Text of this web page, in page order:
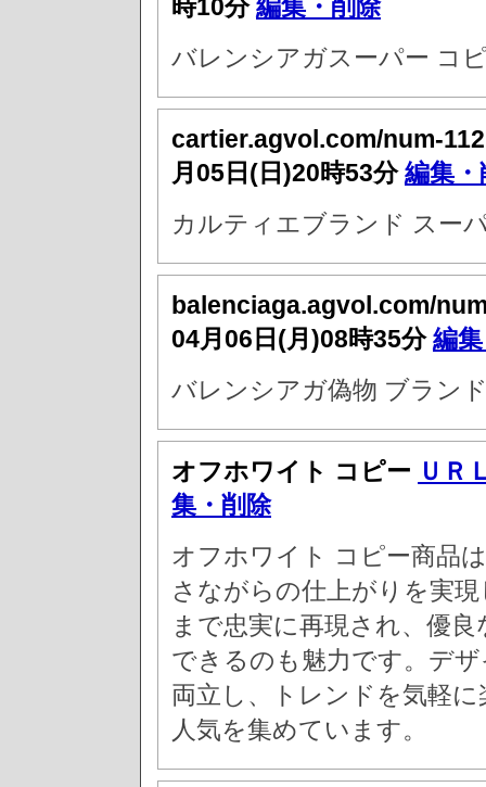
時10分編集・削除
バレンシアガスーパー コ
cartier.agvol.com/num-
月05日(日)20時53分編集・
カルティエブランド スー
balenciaga.agvol.com/
04月06日(月)08時35分編
バレンシアガ偽物 ブラン
オフホワイト コピー ＵＲ
集・削除
オフホワイト コピー商品
さながらの仕上がりを実
まで忠実に再現され、優
できるのも魅力です。デ
両立し、トレンドを気軽
人気を集めています。